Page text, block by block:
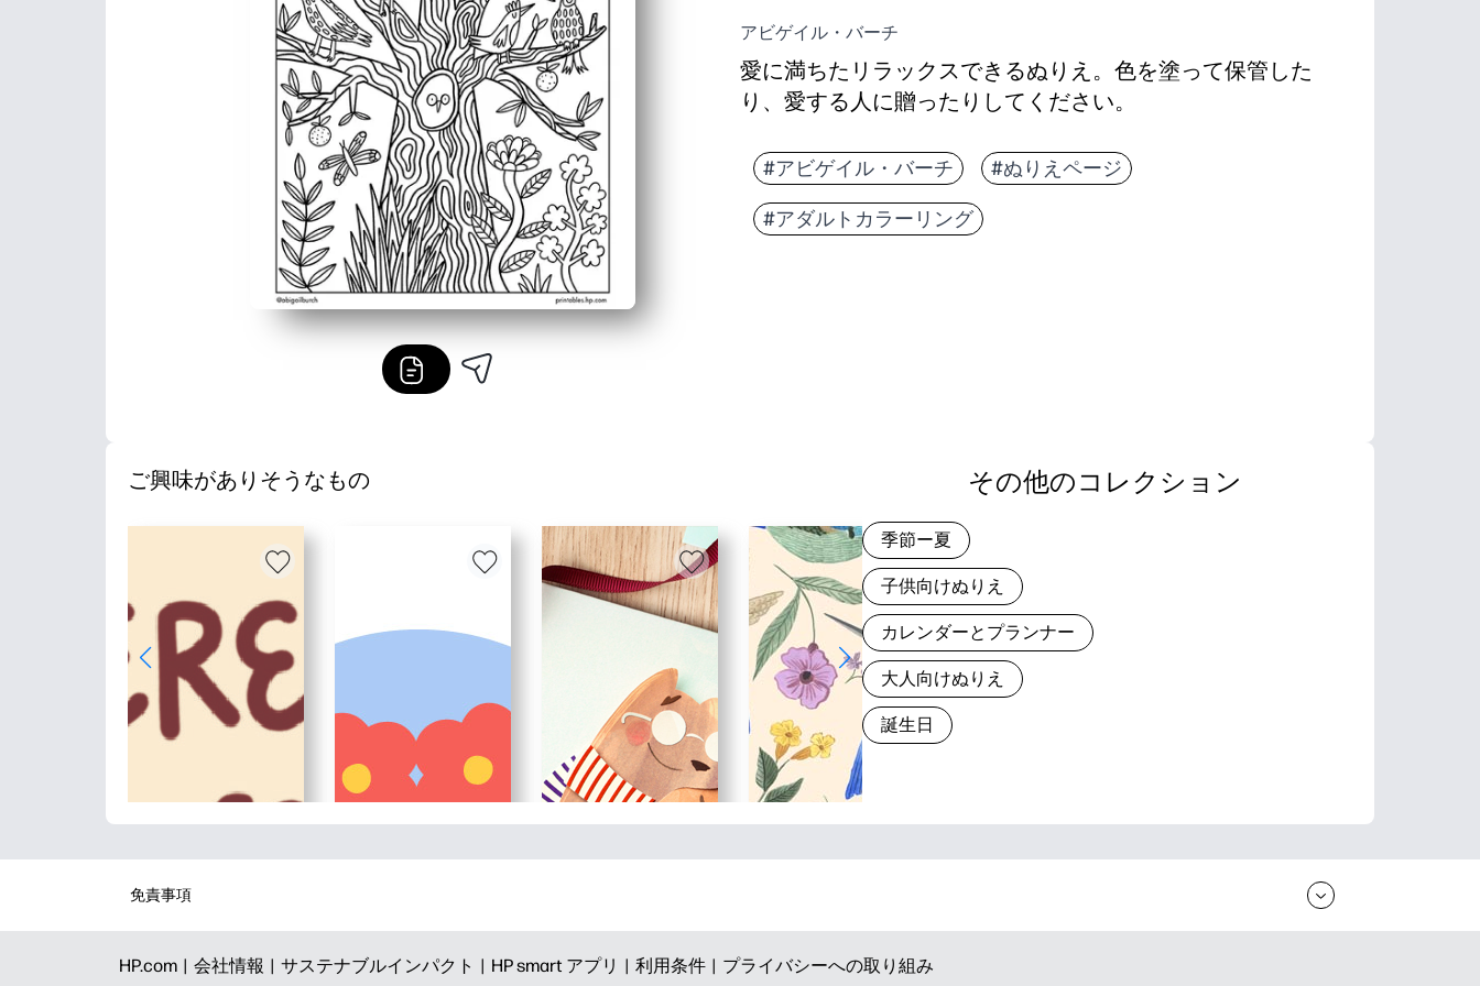
アビゲイル・バーチ
愛に満ちたリラックスできるぬりえ。色を塗って保管した
り、愛する人に贈ったりしてください。
#アビゲイル・バーチ #ぬりえページ
#アダルトカラーリング
ご興味がありそうなもの その他のコレクション
季節ー夏
子供向けぬりえ
カレンダーとプランナー
大人向けぬりえ
誕生日
免責事項
HP.com | 会社情報 | サステナブルインパクト | HP smart アプリ | 利用条件 | プライバシーへの取り組み